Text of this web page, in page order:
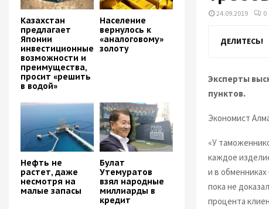
24.09.2019 0
ДЕЛИТЕСЬ!
Эксперты
пунктов.
Экономист
«У
каждое
и в
пока не
процента
Казахстан
предлагает
Японии
инвестиционные
возможности и
преимущества,
просит «решить
в водой»
Население
вернулось к
«аналоговому»
золоту
Нефть не
растет, даже
несмотря на
малые запасы
Булат
Утемуратов
взял народные
миллиарды в
кредит